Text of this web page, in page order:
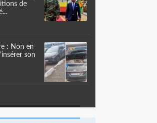
de
: Non en
son